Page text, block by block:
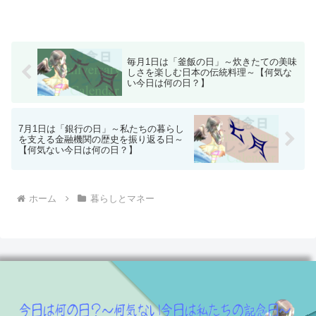
毎月1日は「釜飯の日」～炊きたての美味
しさを楽しむ日本の伝統料理～【何気な
い今日は何の日？】
7月1日は「銀行の日」～私たちの暮らし
を支える金融機関の歴史を振り返る日～
【何気ない今日は何の日？】
ホーム 暮らしとマネー